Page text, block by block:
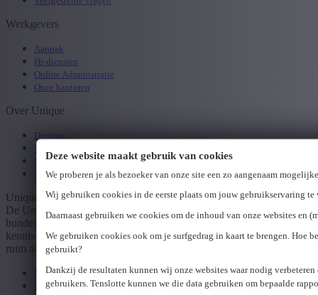
Deze website maakt gebruik van cookies
We proberen je als bezoeker van onze site een zo aangenaam
Wij gebruiken cookies in de eerste plaats om jouw gebruikservaring
Daarnaast gebruiken we cookies om de inhoud van onze websites en
We gebruiken cookies ook om je surfgedrag in kaart te brengen. Hoe
gebruikt?
Dankzij de resultaten kunnen wij onze websites waar nodig
gebruikers. Tenslotte kunnen we die data gebruiken om bepaalde
Werkgevers
Aanpak
Hr-diensten
Online Administratie
Onze kantoren
Over Unique
Divisies
Werken bij Unique
Specialisaties
Studenten
Unique groep
De Unique groep is een hr-dienstverlener die drie sterke spelers
bundelt: Unique, Unique Career en Express Medical. Het brede
kennis- en dienstenplatform van de Unique groep biedt klanten een
ruim aanbod hr-diensten én deskundig advies op maat.
Disclaimer
Erkenningsnummers